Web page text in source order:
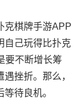
克棋牌手游APP
自己玩得比扑克
要不断增长筹
挫折。那么，
待良机。